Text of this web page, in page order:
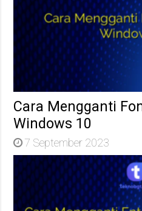
Cara Mengganti
Windows 10
7 September 2023